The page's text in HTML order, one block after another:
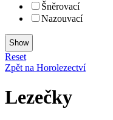
Šněrovací
Nazouvací
Reset
Zpět na Horolezectví
Lezečky